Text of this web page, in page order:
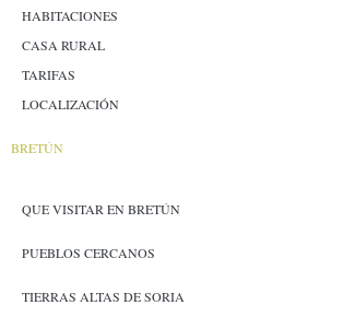
HABITACIONES
CASA RURAL
TARIFAS
LOCALIZACIÓN
BRETÚN
QUE VISITAR EN BRETÚN
PUEBLOS CERCANOS
TIERRAS ALTAS DE SORIA